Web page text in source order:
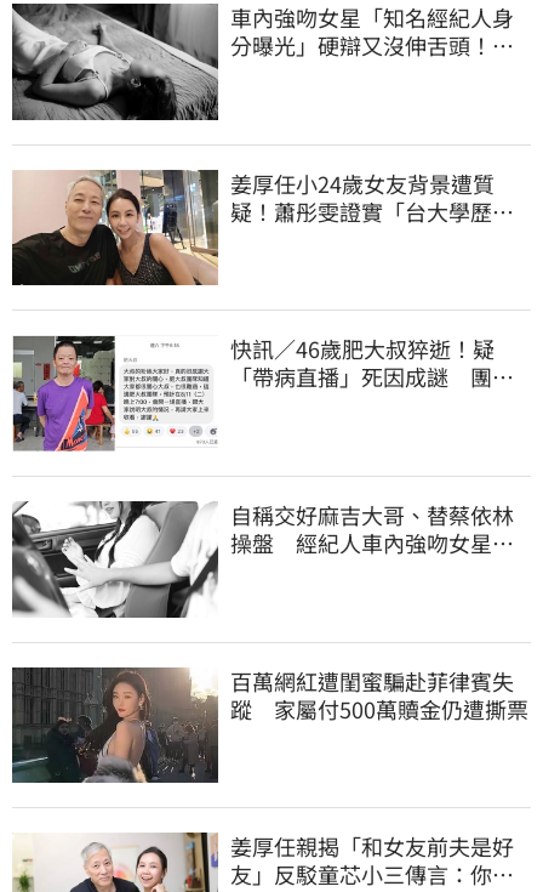
車內強吻女星「知名經紀人身
分曝光」硬辯又沒伸舌頭！判
姜厚任小24歲女友背景遭質
疑！蕭彤雯證實「台大學歷是
快訊／46歲肥大叔猝逝！疑
「帶病直播」死因成謎 團隊
自稱交好麻吉大哥、替蔡依林
操盤 經紀人車內強吻女星挨
百萬網紅遭閨蜜騙赴菲律賓失
蹤 家屬付500萬贖金仍遭撕票
姜厚任親揭「和女友前夫是好
友」反駁童芯小三傳言：你在